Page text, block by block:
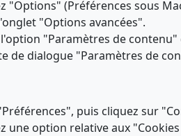
"Options" (Préférences sous
"Options avancées".
"Paramètres de
de dialogue "Paramètres de
puis cliquez sur
une option relative aux